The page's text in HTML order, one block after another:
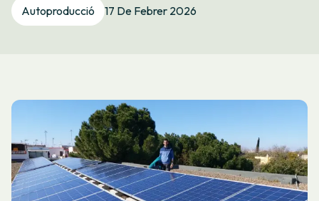
Autoproducció 17 De Febrer 2026